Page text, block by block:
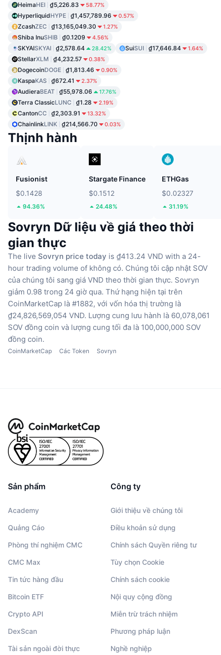
HeimaHEI ₫5,226.83 58.77%
HyperliquidHYPE ₫1,457,789.96 0.57%
ZcashZEC ₫13,165,049.30 1.27%
Shiba InuSHIB ₫0.1209 4.56%
SKYAISKYAI ₫2,578.64 28.42% SuiSUI ₫17,646.84 1.64%
StellarXLM ₫4,232.57 0.38%
DogecoinDOGE ₫1,813.46 0.90%
KaspaKAS ₫672.41 2.37%
AudieraBEAT ₫55,978.06 17.76%
Terra ClassicLUNC ₫1.28 2.19%
CantonCC ₫2,303.91 13.32%
ChainlinkLINK ₫214,566.70 0.03%
Thịnh hành
Fusionist
$0.1428
94.36%
Stargate Finance
$0.1512
24.48%
ETHGas
$0.02327
31.19%
Sovryn Dữ liệu về giá theo thời
gian thực
The live Sovryn price today is ₫413.24 VND with a 24-
hour trading volume of không có. Chúng tôi cập nhật SOV
của chúng tôi sang giá VND theo thời gian thực. Sovryn
giảm 0.98 trong 24 giờ qua. Thứ hạng hiện tại trên
CoinMarketCap là #1882, với vốn hóa thị trường là
₫24,826,569,054 VND. Lượng cung lưu hành là 60,078,061
SOV đồng coin và lượng cung tối đa là 100,000,000 SOV
đồng coin.
CoinMarketCap Các Token Sovryn
Sản phẩm
Academy
Quảng Cáo
Phòng thí nghiệm CMC
CMC Max
Tin tức hàng đầu
Bitcoin ETF
Crypto API
DexScan
Tài sản ngoài đời thực
Công ty
Giới thiệu về chúng tôi
Điều khoản sử dụng
Chính sách Quyền riêng tư
Tùy chọn Cookie
Chính sách cookie
Nội quy cộng đồng
Miễn trừ trách nhiệm
Phương pháp luận
Nghề nghiệp